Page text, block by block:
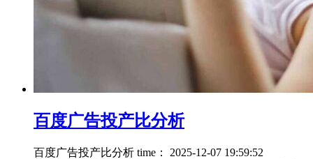
百度广告投产比分析
百度广告投产比分析 time： 2025-12-07 19:59:52